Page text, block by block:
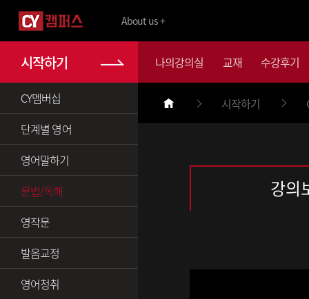
About us +
시작하기 나의강의실 교재 수강후기
시작하기
CY멤버십
단계별 영어
영어말하기
문법/독해
영작문
발음교정
영어청취
강의